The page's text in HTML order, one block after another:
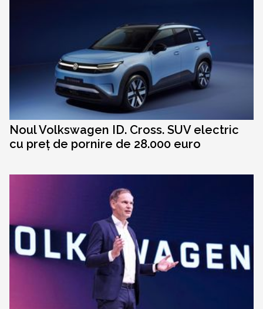
Noul Volkswagen ID. Cross. SUV electric
cu preț de pornire de 28.000 euro